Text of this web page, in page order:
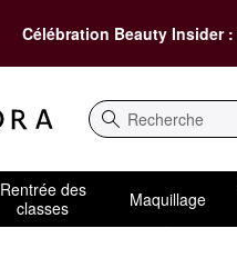
Célébration Beauty Insider :
Recherche
Rentrée des
classes
Maquillage